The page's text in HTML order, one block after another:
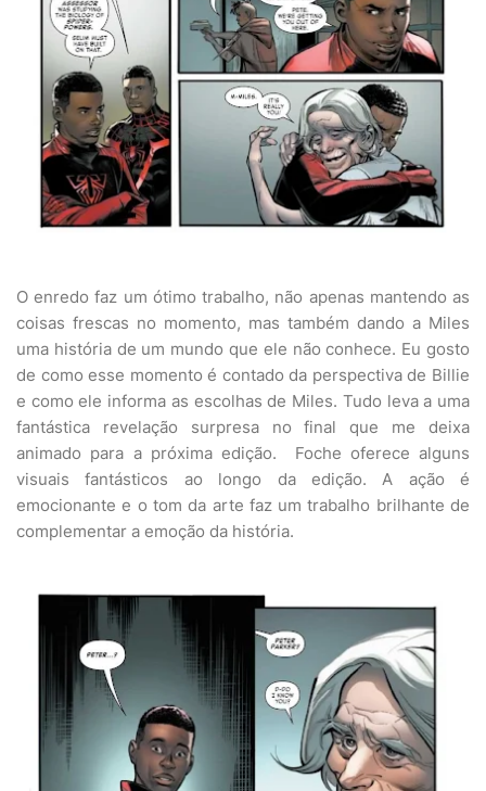
O enredo faz um ótimo trabalho, não apenas mantendo as
coisas frescas no momento, mas também dando a Miles
uma história de um mundo que ele não conhece. Eu gosto
de como esse momento é contado da perspectiva de Billie
e como ele informa as escolhas de Miles. Tudo leva a uma
fantástica revelação surpresa no final que me deixa
animado para a próxima edição. Foche oferece alguns
visuais fantásticos ao longo da edição. A ação é
emocionante e o tom da arte faz um trabalho brilhante de
complementar a emoção da história.